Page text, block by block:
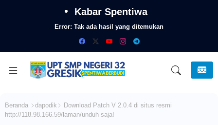
Kabar Spentiwa
Error: Tak ada hasil yang ditemukan
Beranda dapodik
Download Patch V 2.0.4 di situs resmi
http://118.98.166.59/laman/unduh saja!